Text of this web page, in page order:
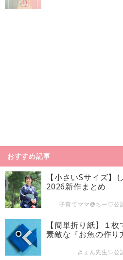
おすすめ記事
【小さいSサイズ】
2026新作まとめ
子育てママ@ちー♡公
【簡単折り紙】１
素敵な『お魚の作り
きょん先生♡公